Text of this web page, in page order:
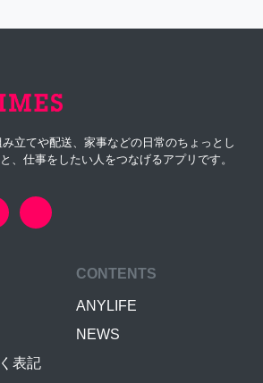
立てや配送、家事などの日常のちょっとし
、仕事をしたい人をつなげるアプリです。
表記
CONTENTS
ANYLIFE
NEWS